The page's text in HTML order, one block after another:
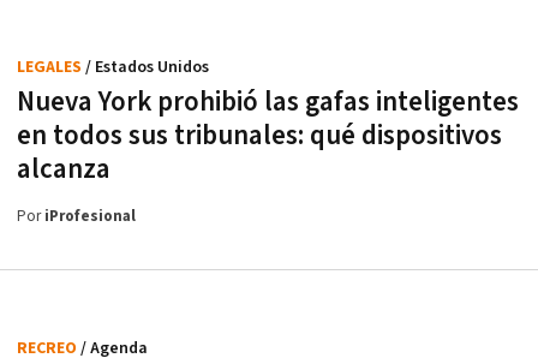
Nueva York prohibió las gafas inteligentes
en todos sus tribunales: qué dispositivos
alcanza
LEGALES / Estados Unidos
PoriProfesional
RECREO / Agenda